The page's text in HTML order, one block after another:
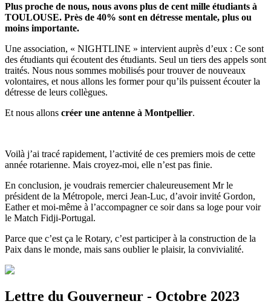
Plus proche de nous, nous avons plus de cent mille étudiants à
TOULOUSE. Près de 40% sont en détresse mentale, plus ou
moins importante.
Une association, « NIGHTLINE » intervient auprès d’eux : Ce sont
des étudiants qui écoutent des étudiants. Seul un tiers des appels sont
traités. Nous nous sommes mobilisés pour trouver de nouveaux
volontaires, et nous allons les former pour qu’ils puissent écouter la
détresse de leurs collègues.
Et nous allons créer une antenne à Montpellier.
Voilà j’ai tracé rapidement, l’activité de ces premiers mois de cette
année rotarienne. Mais croyez-moi, elle n’est pas finie.
En conclusion, je voudrais remercier chaleureusement Mr le
président de la Métropole, merci Jean-Luc, d’avoir invité Gordon,
Eather et moi-même à l’accompagner ce soir dans sa loge pour voir
le Match Fidji-Portugal.
Parce que c’est ça le Rotary, c’est participer à la construction de la
Paix dans le monde, mais sans oublier le plaisir, la convivialité.
Lettre du Gouverneur - Octobre 2023